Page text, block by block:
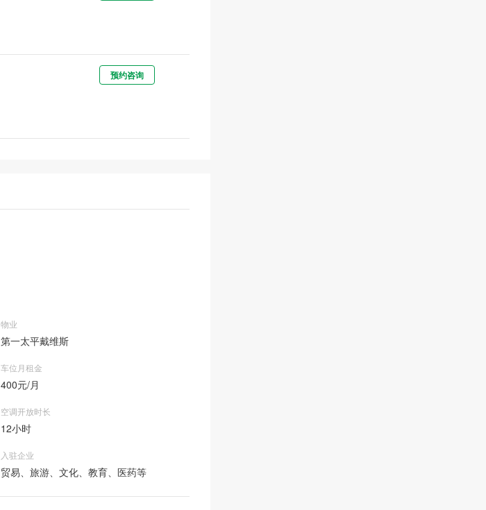
预约咨询
物业
第一太平戴维斯
车位月租金
400元/月
空调开放时长
12小时
入驻企业
贸易、旅游、文化、教育、医药等